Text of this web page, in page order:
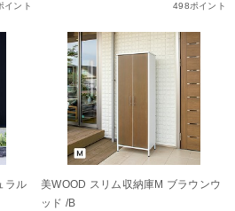
イント 498ポイント
ラル
美WOOD スリム収納庫M ブラウンウ
ッド /B